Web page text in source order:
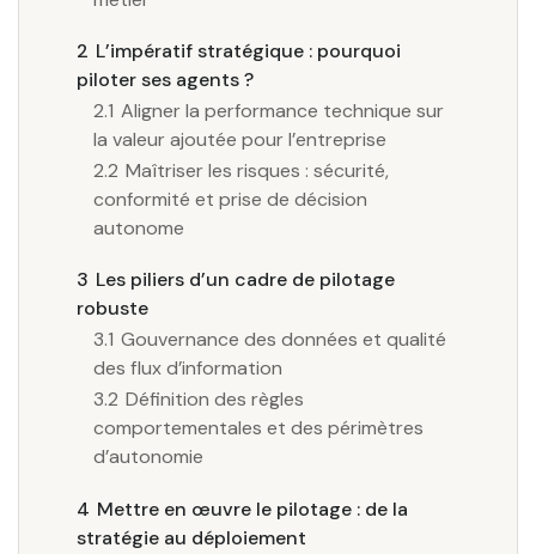
2 L’impératif stratégique : pourquoi
piloter ses agents ?
2.1 Aligner la performance technique sur
la valeur ajoutée pour l’entreprise
2.2 Maîtriser les risques : sécurité,
conformité et prise de décision
autonome
3 Les piliers d’un cadre de pilotage
robuste
3.1 Gouvernance des données et qualité
des flux d’information
3.2 Définition des règles
comportementales et des périmètres
d’autonomie
4 Mettre en œuvre le pilotage : de la
stratégie au déploiement